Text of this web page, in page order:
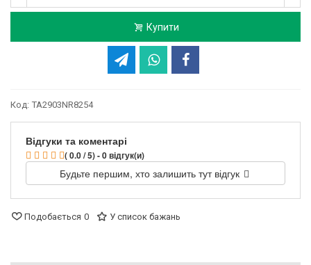
Купити
Код: TA2903NR8254
Відгуки та коментарі
( 0.0 / 5) - 0 відгук(и)
Будьте першим, хто залишить тут відгук
Подобається 0 У список бажань